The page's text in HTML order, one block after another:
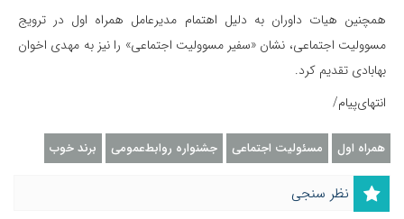
همچنین هیات داوران به دلیل اهتمام مدیرعامل همراه اول در ترویج
مسوولیت اجتماعی، نشان «سفیر مسوولیت اجتماعی» را نیز به مهدی اخوان
بهابادی تقدیم کرد.
انتهای‌پیام/
همراه اول مسئولیت اجتماعی جشنواره روابط‌عمومی برند خوب
نظر سنجی